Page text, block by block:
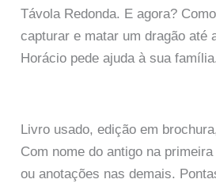
Távola Redonda. E agora?
capturar e matar um dragão até
Horácio pede ajuda à sua família.
Livro usado, edição em
Com nome do antigo na
ou anotações nas demais.